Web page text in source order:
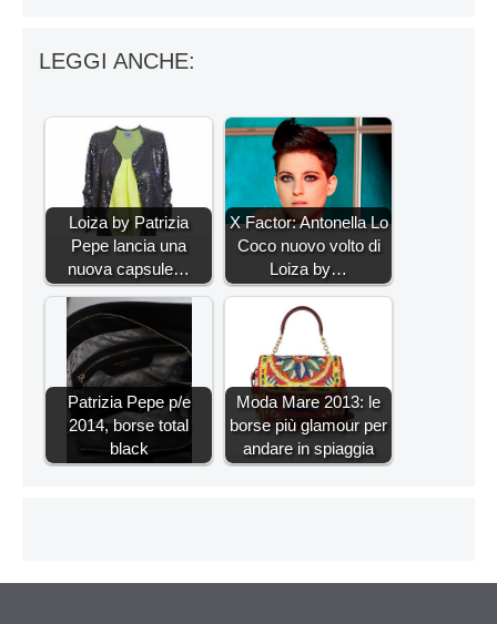
LEGGI ANCHE:
Loiza by Patrizia
Pepe lancia una
nuova capsule…
X Factor: Antonella Lo
Coco nuovo volto di
Loiza by…
Patrizia Pepe p/e
2014, borse total
black
Moda Mare 2013: le
borse più glamour per
andare in spiaggia